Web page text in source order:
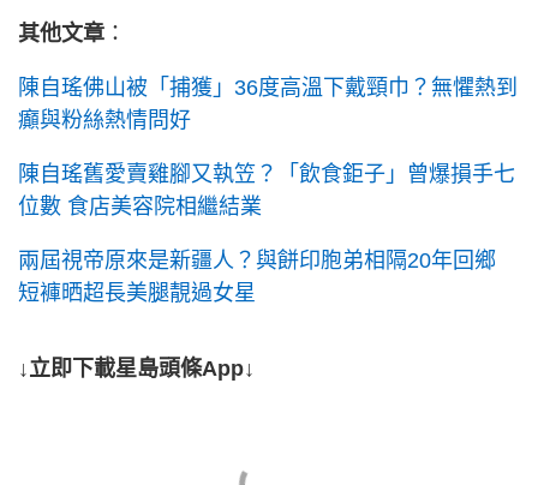
其他文章 ：
陳自瑤佛山被「捕獲」36度高溫下戴頸巾？無懼熱到
癲與粉絲熱情問好
陳自瑤舊愛賣雞腳又執笠？「飲食鉅子」曾爆損手七
位數 食店美容院相繼結業
兩屆視帝原來是新疆人？與餅印胞弟相隔20年回鄉
短褲晒超長美腿靚過女星
↓立即下載星島頭條App↓